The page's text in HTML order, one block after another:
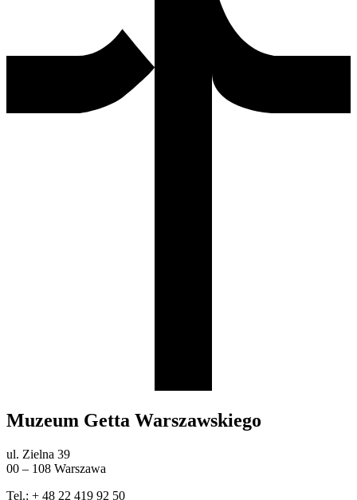
Muzeum Getta Warszawskiego
ul. Zielna 39
00 – 108 Warszawa
Tel.: + 48 22 419 92 50